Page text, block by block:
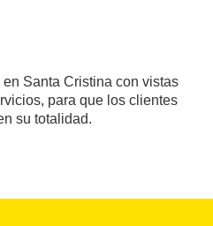
Santa Cristina con vistas
para que los clientes
su totalidad.